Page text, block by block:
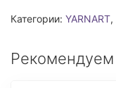
Категории: YARNART,
Рекомендуем